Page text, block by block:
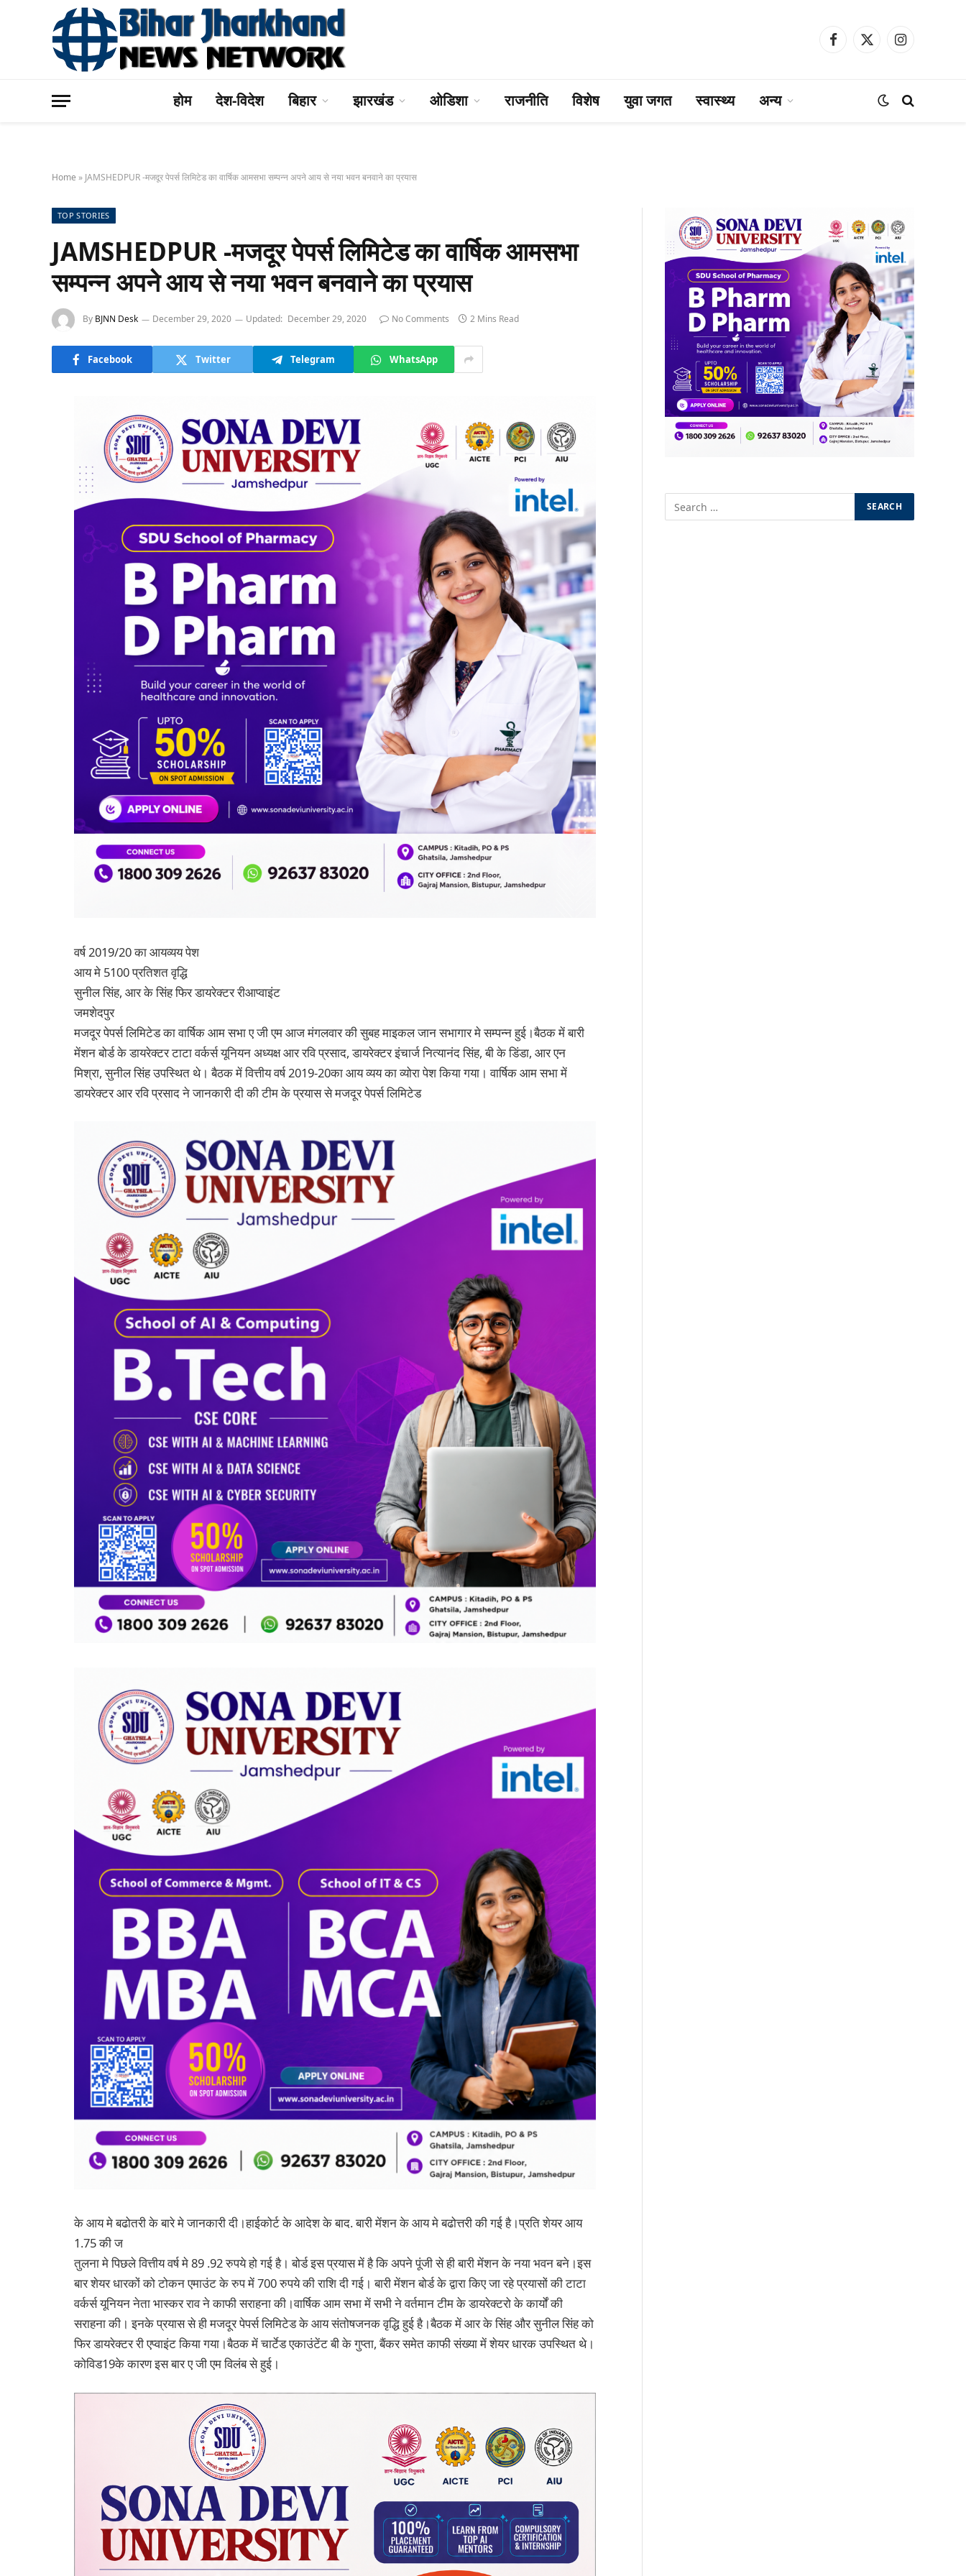
Facebook
X
Instagram
होम देश-विदेश बिहार झारखंड ओडिशा राजनीति विशेष युवा जगत स्वास्थ्य अन्य
Home » JAMSHEDPUR -मजदूर पेपर्स लिमिटेड का वार्षिक आमसभा सम्पन्न अपने आय से नया भवन बनवाने का प्रयास
TOP STORIES
JAMSHEDPUR -मजदूर पेपर्स लिमिटेड का वार्षिक आमसभा
सम्पन्न अपने आय से नया भवन बनवाने का प्रयास
By BJNN Desk December 29, 2020 Updated: December 29, 2020 No Comments 2 Mins Read
Facebook Twitter Telegram WhatsApp
वर्ष 2019/20 का आयव्यय पेश
आय मे 5100 प्रतिशत वृद्धि
सुनील सिंह, आर के सिंह फिर डायरेक्टर रीआप्वाइंट
जमशेदपुर
मजदूर पेपर्स लिमिटेड का वार्षिक आम सभा ए जी एम आज मंगलवार की सुबह माइकल जान सभागार मे सम्पन्न हुई।बैठक में बारी
मेंशन बोर्ड के डायरेक्टर टाटा वर्कर्स यूनियन अध्यक्ष आर रवि प्रसाद, डायरेक्टर इंचार्ज नित्यानंद सिंह, बी के डिंडा, आर एन
मिश्रा, सुनील सिंह उपस्थित थे। बैठक में वित्तीय वर्ष 2019-20का आय व्यय का व्योरा पेश किया गया। वार्षिक आम सभा में
डायरेक्टर आर रवि प्रसाद ने जानकारी दी की टीम के प्रयास से मजदूर पेपर्स लिमिटेड
के आय मे बढोतरी के बारे मे जानकारी दी।हाईकोर्ट के आदेश के बाद. बारी मेंशन के आय मे बढोत्तरी की गई है।प्रति शेयर आय
1.75 की ज
तुलना मे पिछले वित्तीय वर्ष मे 89 .92 रुपये हो गई है। बोर्ड इस प्रयास में है कि अपने पूंजी से ही बारी मेंशन के नया भवन बने।इस
बार शेयर धारकों को टोकन एमाउंट के रुप में 700 रुपये की राशि दी गई। बारी मेंशन बोर्ड के द्वारा किए जा रहे प्रयासों की टाटा
वर्कर्स यूनियन नेता भास्कर राव ने काफी सराहना की।वार्षिक आम सभा में सभी ने वर्तमान टीम के डायरेक्टरो के कार्यों की
सराहना की। इनके प्रयास से ही मजदूर पेपर्स लिमिटेड के आय संतोषजनक वृद्धि हुई है।बैठक में आर के सिंह और सुनील सिंह को
फिर डायरेक्टर री एप्वाइंट किया गया।बैठक में चार्टेड एकाउंटेंट बी के गुप्ता, बैंकर समेत काफी संख्या में शेयर धारक उपस्थित थे।
कोविड19के कारण इस बार ए जी एम विलंब से हुई।